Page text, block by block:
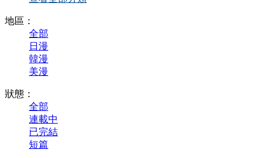
地區：
全部
日漫
韓漫
美漫
狀態：
全部
連載中
已完結
短篇